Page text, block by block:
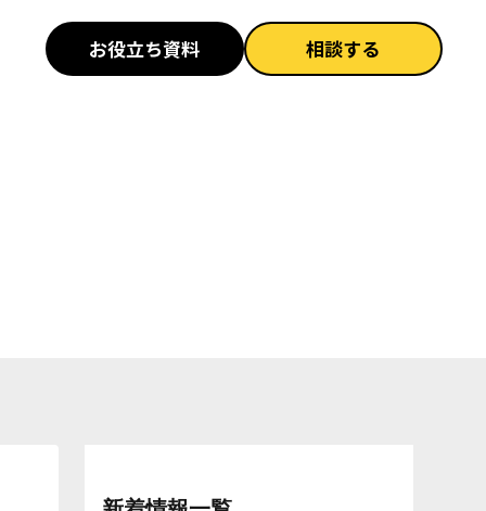
お役立ち資料 相談する